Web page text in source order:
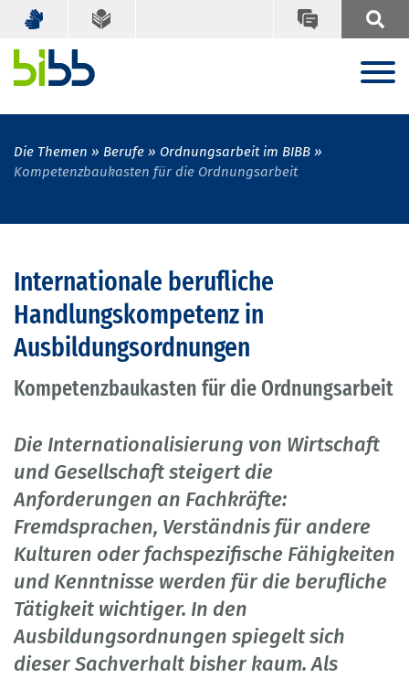
Die Themen Berufe
Ordnungsarbeit im BIBB
Kompetenzbaukasten für die Ordnungsarbeit
Internationale berufliche
Handlungskompetenz in
Ausbildungsordnungen
Kompetenzbaukasten für die Ordnungsarbeit
Die Internationalisierung von Wirtschaft
und Gesellschaft steigert die
Anforderungen an Fachkräfte:
Fremdsprachen, Verständnis für andere
Kulturen oder fachspezifische Fähigkeiten
und Kenntnisse werden für die berufliche
Tätigkeit wichtiger. In den
Ausbildungsordnungen spiegelt sich
dieser Sachverhalt bisher kaum. Als